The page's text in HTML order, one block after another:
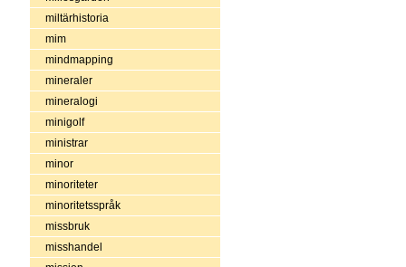
miltärhistoria
mim
mindmapping
mineraler
mineralogi
minigolf
ministrar
minor
minoriteter
minoritetsspråk
missbruk
misshandel